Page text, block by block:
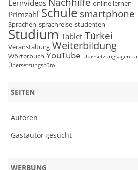
Lernvideos online lernen
Primzahl Schule smartphone
Sprachen sprachreise studenten
Studium Tablet Türkei
Veranstaltung Weiterbildung
Wörterbuch YouTube Übersetzungsagentur
Übersetzungsbüro
SEITEN
Autoren
Gastautor gesucht
WERBUNG